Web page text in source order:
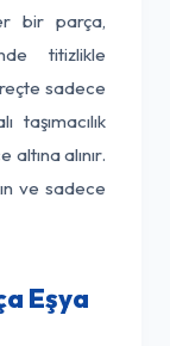
bir parça,
titizlikle
sadece
taşımacılık
altına alınır.
ve sadece
Eşya